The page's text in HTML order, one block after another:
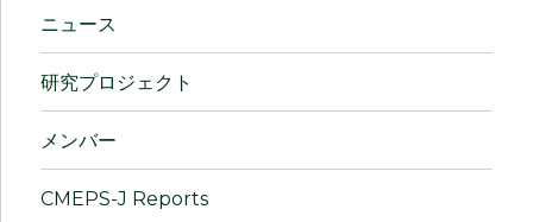
ニュース
研究プロジェクト
メンバー
CMEPS-J Reports